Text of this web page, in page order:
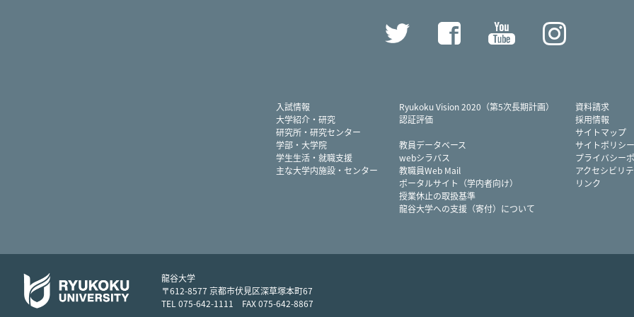
Twitter FacebookYouTube
入試情報
大学紹介・研究
研究所・研究センター
学部・大学院
学生生活・就職支援
主な大学内施設・センター
Ryukoku Vision 2020（第5次長期計画）
認証評価
教員データベース
webシラバス
教職員Web Mail
ポータルサイト（学内者向け）
授業休止の取扱基準
龍谷大学への支援（寄付）について
資料請求
採用情報
サイトマップ
サイトポリシー
プライバシー
アクセシビリ
リンク
龍谷大学
〒612-8577 京都市伏見区深草塚本町67
TEL 075-642-1111 FAX 075-642-8867